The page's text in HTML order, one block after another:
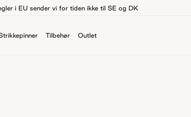
i EU sender vi for tiden ikke til SE og DK
Tilbehør Outlet